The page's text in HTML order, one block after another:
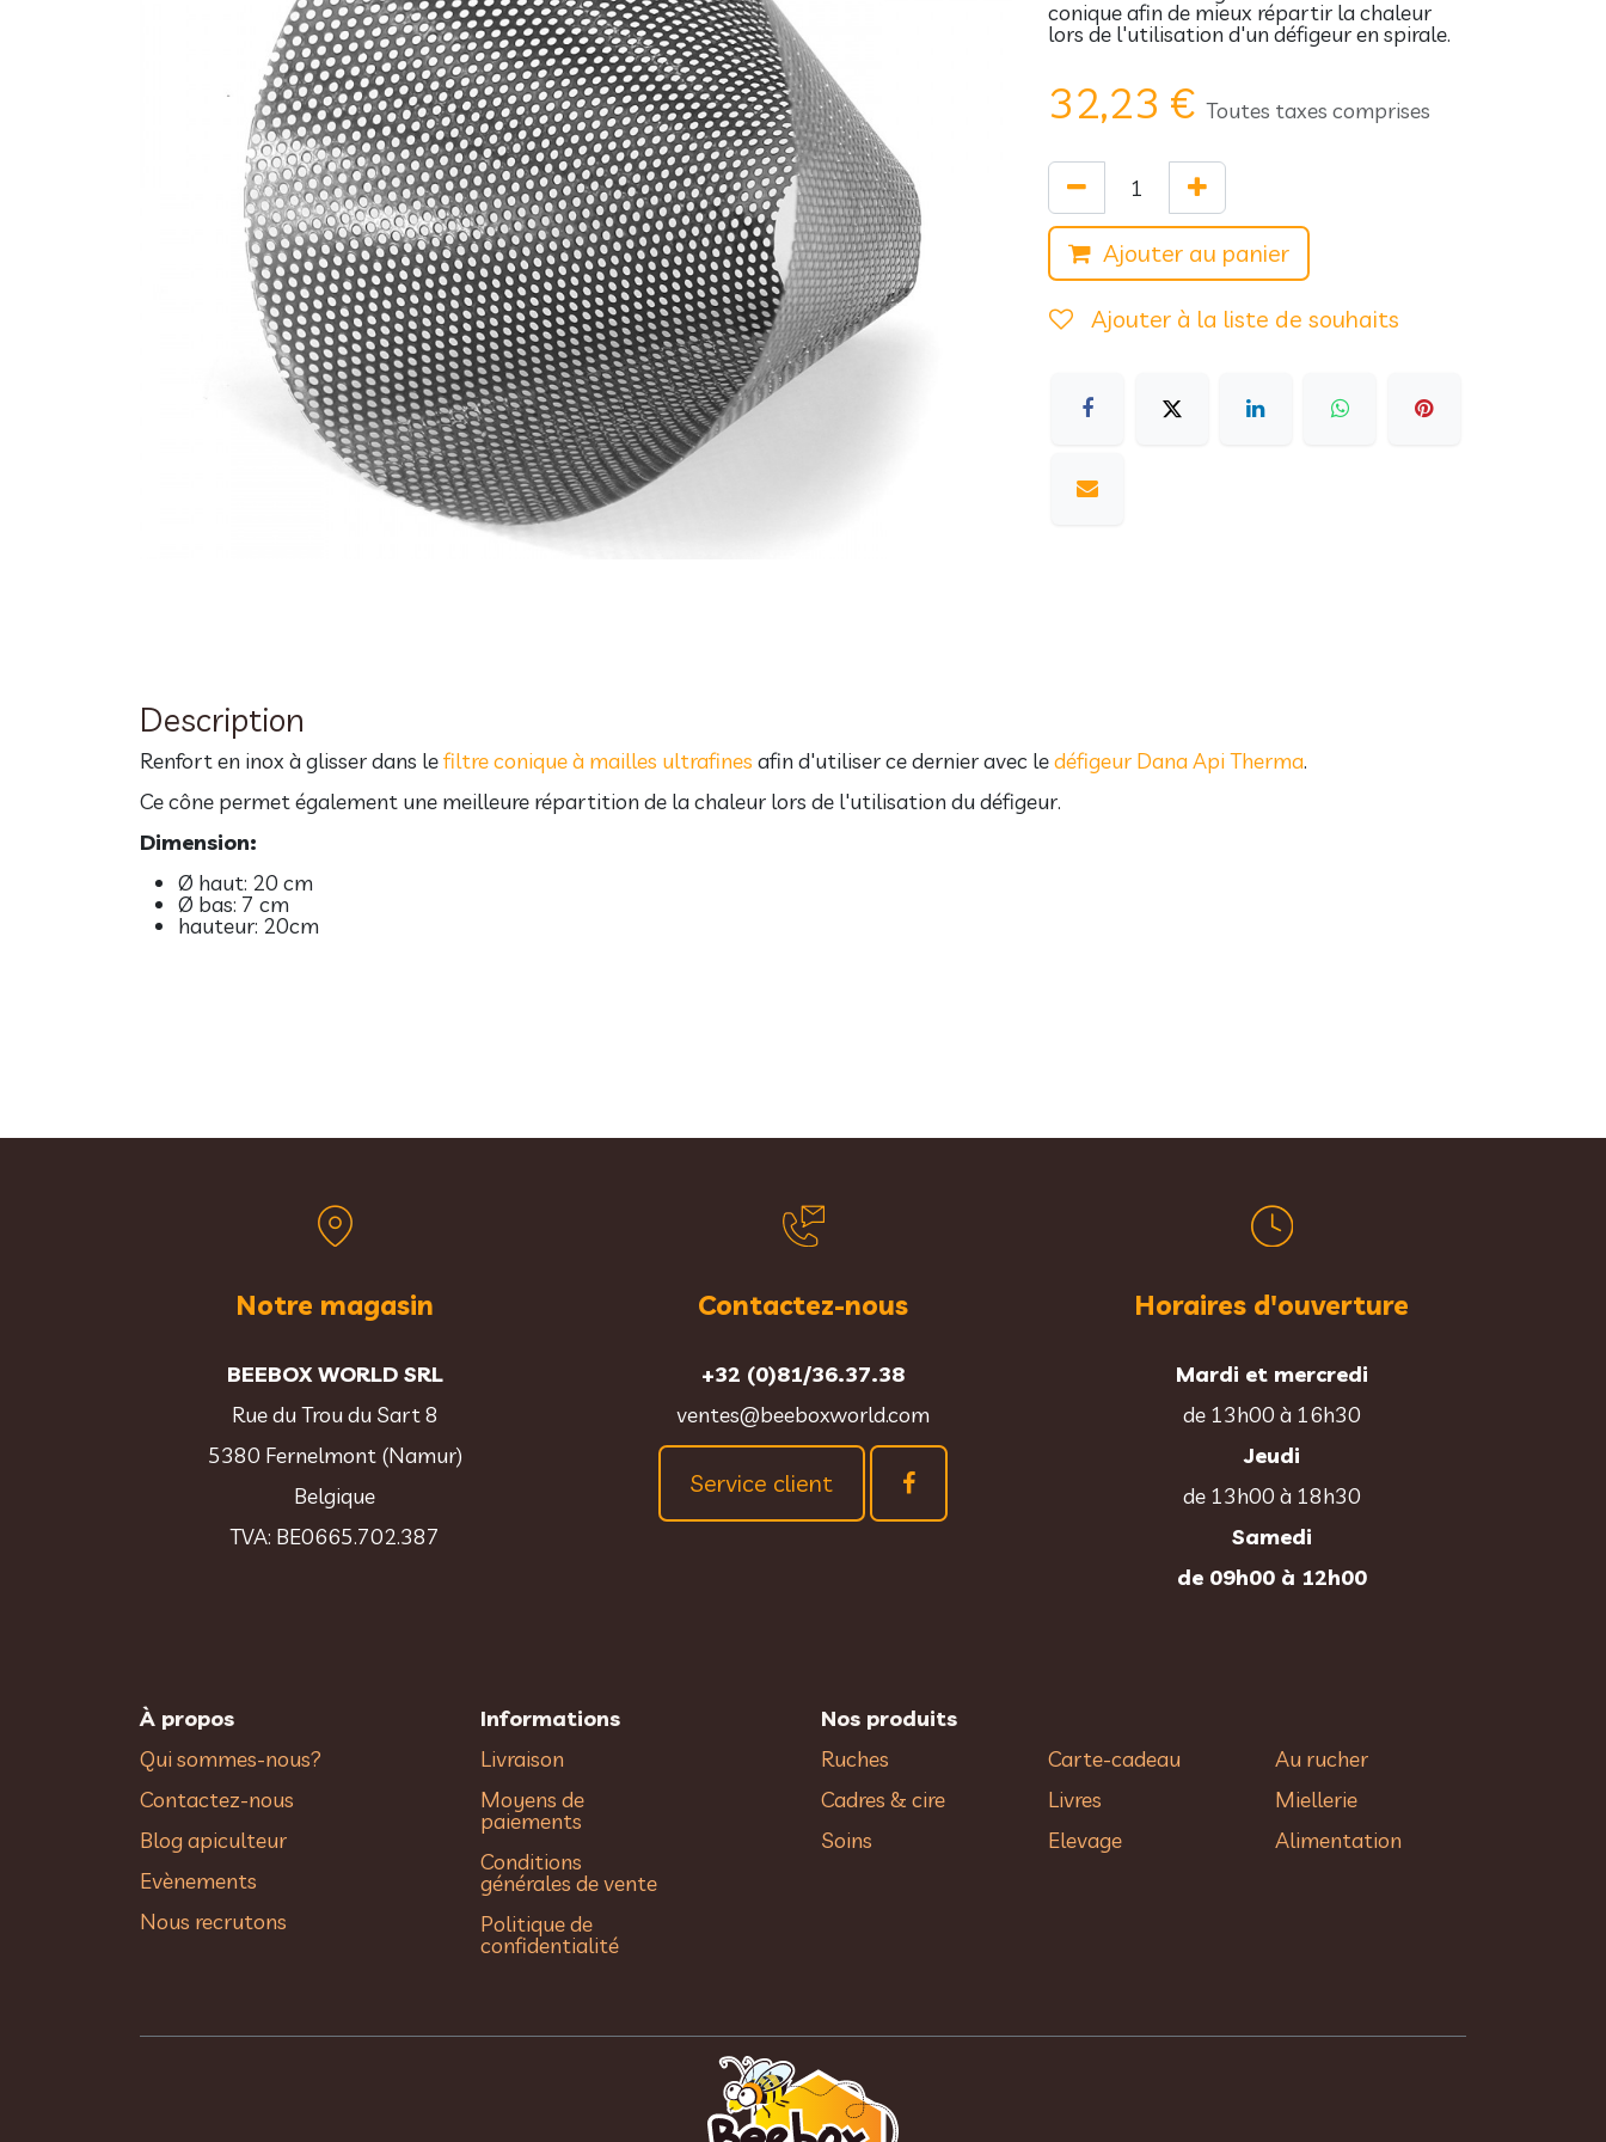
conique afin de mieux répartir la chaleur
lors de l'utilisation d'un défigeur en spirale.
32,23 € Toutes taxes comprises
Ajouter au panier
Ajouter à la liste de souhaits
Description
Renfort en inox à glisser dans lefiltre conique à mailles ultrafines afin d'utiliser ce dernier avec ledéfigeur Dana Api Therma.
Ce cône permet également une meilleure répartition de la chaleur lors de l'utilisation du défigeur.
Dimension:
Ø haut: 20 cm
Ø bas: 7 cm
hauteur: 20cm
Notre magasin
BEEBOX WORLD SRL
Rue du Trou du Sart 8
5380 Fernelmont (Namur)
Belgique
TVA: BE0665.702.387
Contactez-nous
+32 (0)81/36.37.38
ventes@beeboxworld.com
Service client
Horaires d'ouverture
Mardi et mercredi
de 13h00 à 16h30
Jeudi
de 13h00 à 18h30
Samedi
de 09h00 à 12h00
À propos
Qui sommes-nous?
Contactez-nous
Blog apiculteur
Evènements
Nous recrutons
Informations
Livraison
Moyens de
paiements
Conditions
générales de vente
Politique de
confidentialité
Nos produits
Ruches
Cadres & cire
Soins
Carte-cadeau
Livres
Elevage
Au rucher​
Miellerie
Alimentation